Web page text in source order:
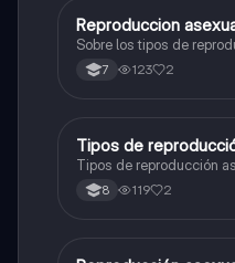
Biologia
Reproduccion
Sobre los tipos de
7 123 2
Biologia
Tipos de
Tipos de reproducción
8 119 2